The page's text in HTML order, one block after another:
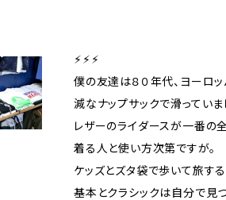
⚡︎⚡︎⚡︎
僕の友達は８０年代、ヨーロ
減なナップサックで滑っていま
レザーのライダースが一番の
着る人と使い方次第ですが。
ケッズとズタ袋で歩いて旅す
基本とクラシックは自分で見